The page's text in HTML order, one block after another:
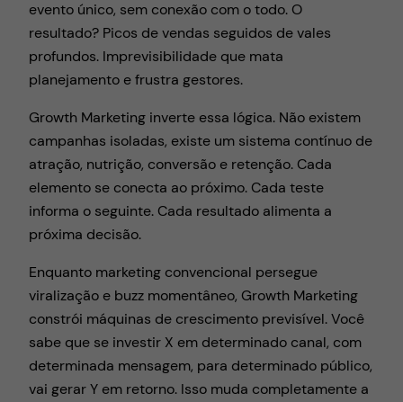
evento único, sem conexão com o todo. O
resultado? Picos de vendas seguidos de vales
profundos. Imprevisibilidade que mata
planejamento e frustra gestores.
Growth Marketing inverte essa lógica. Não existem
campanhas isoladas, existe um sistema contínuo de
atração, nutrição, conversão e retenção. Cada
elemento se conecta ao próximo. Cada teste
informa o seguinte. Cada resultado alimenta a
próxima decisão.
Enquanto marketing convencional persegue
viralização e buzz momentâneo, Growth Marketing
constrói máquinas de crescimento previsível. Você
sabe que se investir X em determinado canal, com
determinada mensagem, para determinado público,
vai gerar Y em retorno. Isso muda completamente a